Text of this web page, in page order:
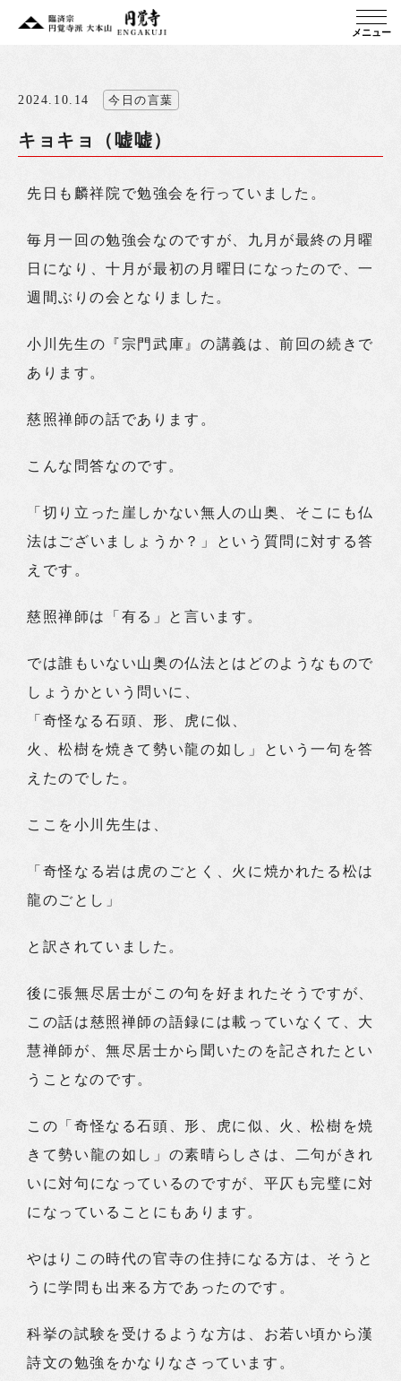
メニュー
2024.10.14 今日の言葉
キョキョ（嘘嘘）
先日も麟祥院で勉強会を行っていました。
毎月一回の勉強会なのですが、九月が最終の月曜
日になり、十月が最初の月曜日になったので、一
週間ぶりの会となりました。
小川先生の『宗門武庫』の講義は、前回の続きで
あります。
慈照禅師の話であります。
こんな問答なのです。
「切り立った崖しかない無人の山奥、そこにも仏
法はございましょうか？」という質問に対する答
えです。
慈照禅師は「有る」と言います。
では誰もいない山奥の仏法とはどのようなもので
しょうかという問いに、
「奇怪なる石頭、形、虎に似、
火、松樹を焼きて勢い龍の如し」という一句を答
えたのでした。
ここを小川先生は、
「奇怪なる岩は虎のごとく、火に焼かれたる松は
龍のごとし」
と訳されていました。
後に張無尽居士がこの句を好まれたそうですが、
この話は慈照禅師の語録には載っていなくて、大
慧禅師が、無尽居士から聞いたのを記されたとい
うことなのです。
この「奇怪なる石頭、形、虎に似、火、松樹を焼
きて勢い龍の如し」の素晴らしさは、二句がきれ
いに対句になっているのですが、平仄も完璧に対
になっていることにもあります。
やはりこの時代の官寺の住持になる方は、そうと
うに学問も出来る方であったのです。
科挙の試験を受けるような方は、お若い頃から漢
詩文の勉強をかなりなさっています。